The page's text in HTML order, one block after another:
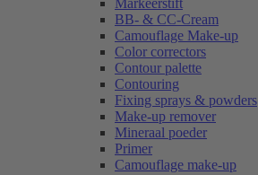
Markeerstift
BB- & CC-Cream
Camouflage Make-up
Color correctors
Contour palette
Contouring
Fixing sprays & powders
Make-up remover
Mineraal poeder
Primer
Camouflage make-up